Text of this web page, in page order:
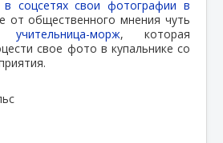
соцсетях свои фотографии в
от общественного мнения чуть
учительница-морж, которая
свое фото в купальнике со